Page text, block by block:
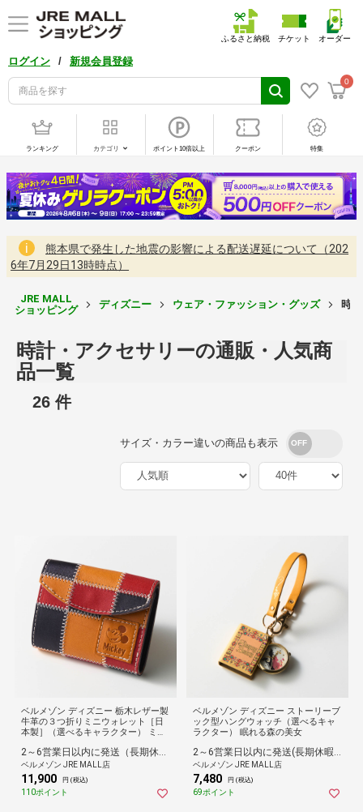
ログイン / 新規会員登録
0
ふるさと納税 チケット オーダー
ランキング カテゴリ ポイント10倍以上 クーポン 特集
熊本県で発生した地震の影響による配送遅延について（202
6年7月29日13時時点）
JRE MALL
ショッピング
ディズニー ウェア・ファッション・グッズ 時
時計・アクセサリーの通販・人気商
品一覧
26 件
サイズ・カラー違いの商品も表示
ベルメゾン ディズニー 栃木レザー製
牛革の３つ折りミニウォレット［日
本製］（選べるキャラクター） ミッ
2～6営業日以内に発送（長期休暇除く）
ベルメゾン JRE MALL店
11,900 円 (税込)
110ポイント
ベルメゾン ディズニー ストーリーブ
ック型ハングウォッチ（選べるキャ
ラクター） 眠れる森の美女
2～6営業日以内に発送(長期休暇除く)
ベルメゾン JRE MALL店
7,480 円 (税込)
69ポイント